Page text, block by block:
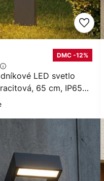
LED svetlo
65 cm, IP65
DMC -12%